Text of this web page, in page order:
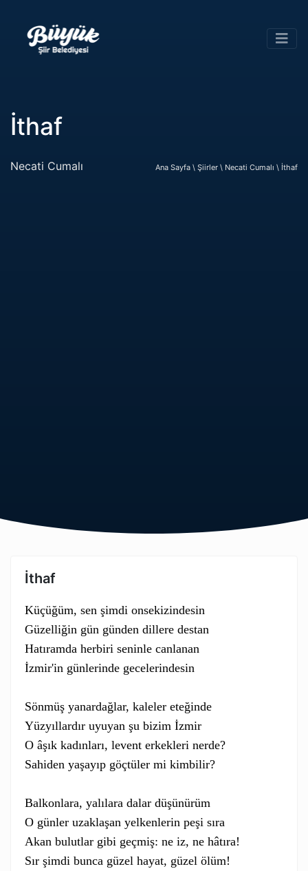
İthaf
Necati Cumalı Ana Sayfa \ Şiirler \ Necati Cumalı \ İthaf
İthaf
Küçüğüm, sen şimdi onsekizindesin
Güzelliğin gün günden dillere destan
Hatıramda herbiri seninle canlanan
İzmir'in günlerinde gecelerindesin
Sönmüş yanardağlar, kaleler eteğinde
Yüzyıllardır uyuyan şu bizim İzmir
O âşık kadınları, levent erkekleri nerde?
Sahiden yaşayıp göçtüler mi kimbilir?
Balkonlara, yalılara dalar düşünürüm
O günler uzaklaşan yelkenlerin peşi sıra
Akan bulutlar gibi geçmiş: ne iz, ne hâtıra!
Sır şimdi bunca güzel hayat, güzel ölüm!